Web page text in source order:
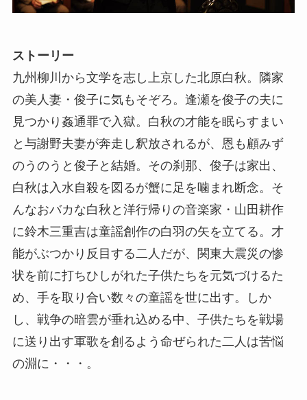
ストーリー
九州柳川から文学を志し上京した北原白秋。隣家
の美人妻・俊子に気もそぞろ。逢瀬を俊子の夫に
見つかり姦通罪で入獄。白秋の才能を眠らすまい
と与謝野夫妻が奔走し釈放されるが、恩も顧みず
のうのうと俊子と結婚。その刹那、俊子は家出、
白秋は入水自殺を図るが蟹に足を噛まれ断念。そ
んなおバカな白秋と洋行帰りの音楽家・山田耕作
に鈴木三重吉は童謡創作の白羽の矢を立てる。才
能がぶつかり反目する二人だが、関東大震災の惨
状を前に打ちひしがれた子供たちを元気づけるた
め、手を取り合い数々の童謡を世に出す。しか
し、戦争の暗雲が垂れ込める中、子供たちを戦場
に送り出す軍歌を創るよう命ぜられた二人は苦悩
の淵に・・・。